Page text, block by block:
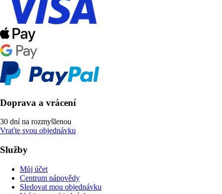
Doprava a vrácení
30 dní na rozmyšlenou
Vraťte svou objednávku
Služby
Můj účet
Centrum nápovědy
Sledovat mou objednávku